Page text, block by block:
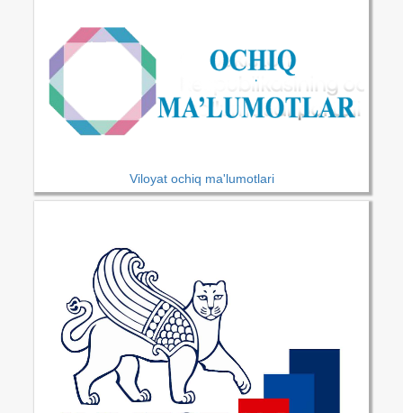
Viloyat ochiq ma'lumotlari